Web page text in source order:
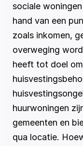
sociale
hand van een
zoals inkomen,
overweging
heeft tot doel
huurwoningen
gemeenten en
qua locatie.